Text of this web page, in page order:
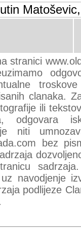
stranici
clanaka.
ili
odgovara
niti
bez
navodjenje
podlijeze